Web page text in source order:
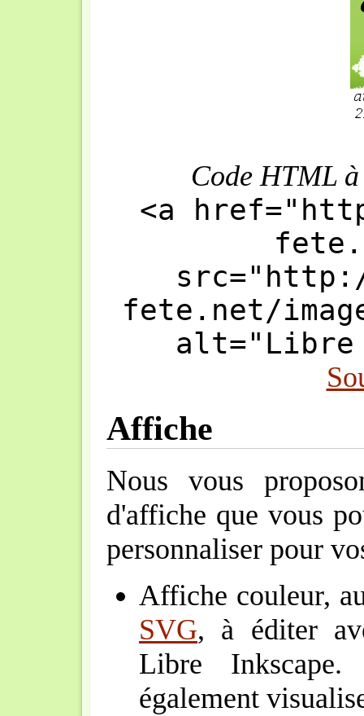
Code HTML
<a
fete.net/
alt="Libre
Affiche
Nous vous
d'affiche que vous
personnaliser pour
Affiche couleur,
SVG, à éditer
Libre Inkscape.
également